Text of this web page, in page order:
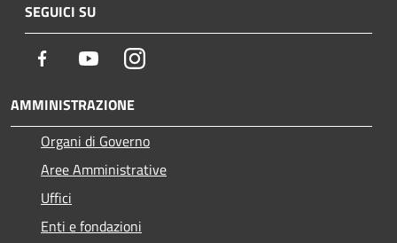
SEGUICI SU
Facebook YoutubeInstagram
AMMINISTRAZIONE
Organi di Governo
Aree Amministrative
Uffici
Enti e fondazioni